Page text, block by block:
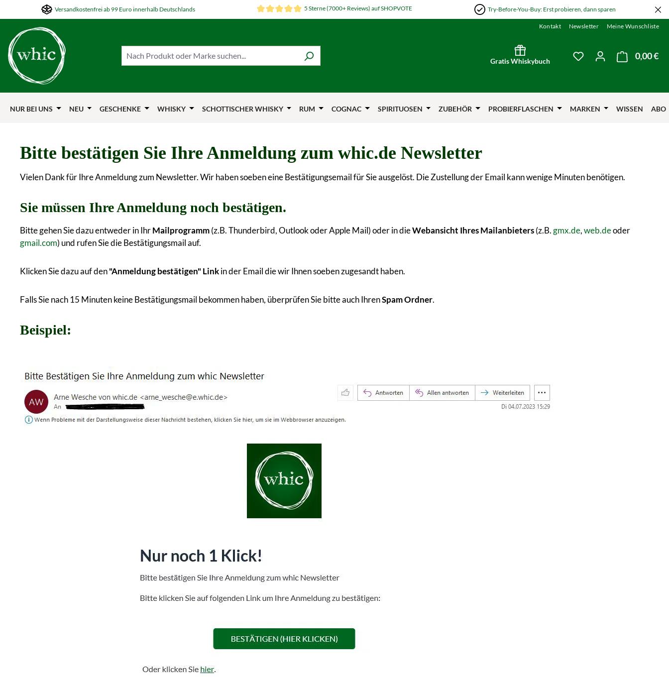
Hauptinhalt springen
Zur Suche springen
Zur Hauptnavigation springen
Versandkostenfrei ab 99 Euro innerhalb Deutschlands 5 Sterne (7000+ Reviews) auf SHOPVOTE Try-Before-You-Buy: Erst probieren, dann sparen
Kontakt Newsletter Meine Wunschliste
Gratis Whiskybuch
Du hast 0 Produkte
0,00 €
NUR BEI UNS NEU GESCHENKE WHISKY SCHOTTISCHER WHISKY RUM COGNAC SPIRITUOSEN ZUBEHÖR PROBIERFLASCHEN MARKEN WISSEN ABO
Bitte bestätigen Sie Ihre Anmeldung zum whic.de Newsletter
Vielen Dank für Ihre Anmeldung zum Newsletter. Wir haben soeben eine Bestätigungsemail für Sie ausgelöst. Die Zustellung der Email kann wenige Minuten benötigen.
Sie müssen Ihre Anmeldung noch bestätigen.
Bitte gehen Sie dazu entweder in IhrMailprogramm(z.B. Thunderbird, Outlook oder Apple Mail) oder in dieWebansicht Ihres Mailanbieters(z.B. gmx.de,web.deoder
gmail.com) und rufen Sie die Bestätigungsmail auf.
Klicken Sie dazu auf den"Anmeldung bestätigen" Linkin der Email die wir Ihnen soeben zugesandt haben.
Falls Sie nach 15 Minuten keine Bestätigungsmail bekommen haben, überprüfen Sie bitte auch IhrenSpam Ordner.
Beispiel: